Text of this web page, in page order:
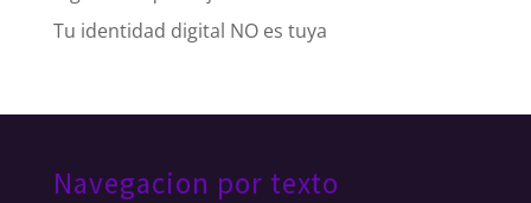
Tu identidad digital NO es tuya
Navegacion por texto